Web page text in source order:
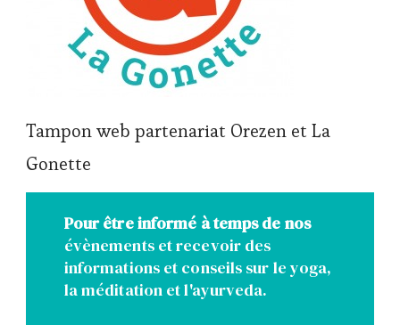
Tampon web partenariat Orezen et La
Gonette
Pour être informé à temps de nos
évènements et recevoir des
informations et conseils sur le yoga,
la méditation et l'ayurveda.